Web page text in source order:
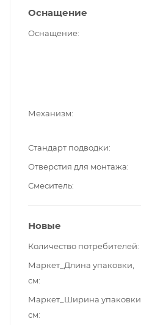
Оснащение
Оснащение
Механизм
Стандарт подводки
Отверстия для монтажа
Смеситель
Новые
Количество потребителей
Маркет_Длина упаковки,
см
Маркет_Ширина упаковки,
см